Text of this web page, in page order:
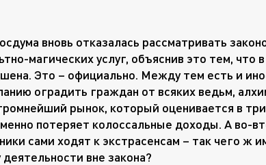
вновь отказалась рассматривать
магических услуг, объяснив это тем,
Это – официально. Между тем есть и
оградить граждан от всяких ведьм,
рынок, который оценивается в
потеряет колоссальные доходы. А во-
сами ходят к экстрасенсам – так чего ж
деятельности вне закона?